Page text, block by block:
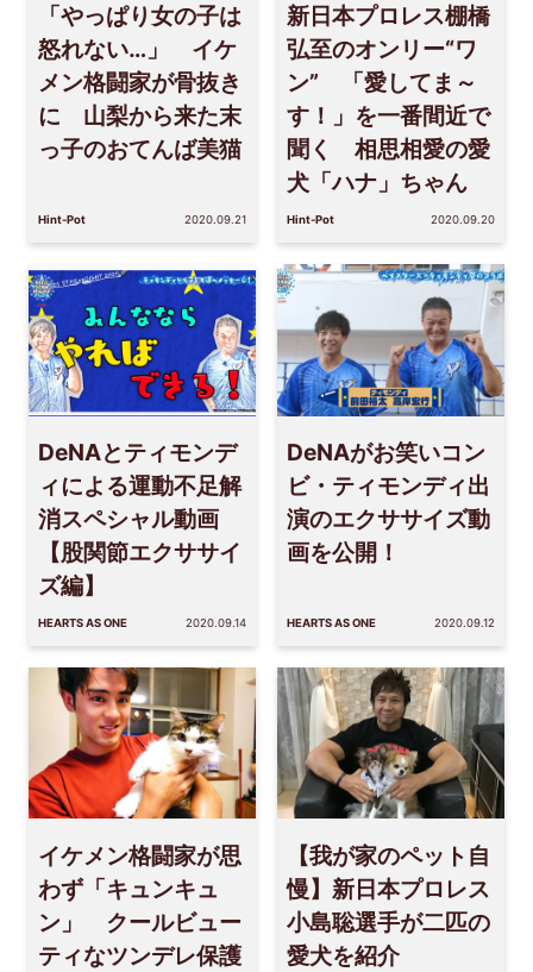
「やっぱり女の子は
怒れない…」 イケ
メン格闘家が骨抜き
に 山梨から来た末
っ子のおてんば美猫
Hint-Pot 2020.09.21
新日本プロレス棚橋
弘至のオンリー“ワ
ン” 「愛してま～
す！」を一番間近で
聞く 相思相愛の愛
犬「ハナ」ちゃん
Hint-Pot 2020.09.20
DeNAとティモンデ
ィによる運動不足解
消スペシャル動画
【股関節エクササイ
ズ編】
HEARTS AS ONE 2020.09.14
DeNAがお笑いコン
ビ・ティモンディ出
演のエクササイズ動
画を公開！
HEARTS AS ONE 2020.09.12
イケメン格闘家が思
わず「キュンキュ
ン」 クールビュー
ティなツンデレ保護
【我が家のペット自
慢】新日本プロレス
小島聡選手が二匹の
愛犬を紹介